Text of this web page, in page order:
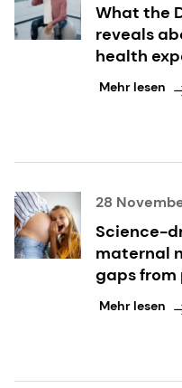
What the
reveals
health
takeaways
Mehr lesen
28
Science-
maternal
gaps
postpartum
Mehr lesen